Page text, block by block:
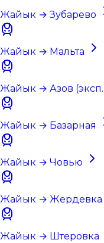
Жайык → Зубарево
Жайык → Мальта
Жайык → Азов
Жайык → Базарная
Жайык → Човью
Жайык → Жердевка
Жайык → Штеровка